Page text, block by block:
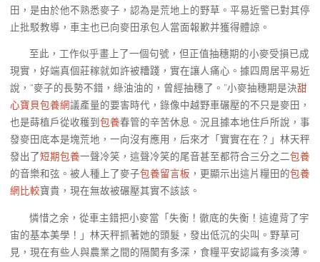
田，是由於他不熟悉麥子，認為是荒地上的野草。平易近警已對其停
止批駁教導，車主也已向麥田承包人當面報歉并獲得體諒。
至此，工作似乎畫上了一個句號，但正值抽穗期的小麥受損已成
現實，好端真個莊稼就如許被糟踐，實在讓人痛心。據四周居平易近
說，“麥子的長勢不錯，綠油油的，曾經抽穗了。”小麥抽穗期是決甜
心寶貝包養網議產量的要害時代，錄像中越野車碾壓的不只是麥田，
也是蒔植戶從收穫到 包養春管的辛苦休息。況且據本地住戶所說，事
發麥田底本是塊荒地，一向沒有應用，后來才「實實在在？」林天秤
發出了短期包養一聲冷笑，這聲冷笑的尾音甚至都符合三分之二包養
的音樂和弦。被人種上了麥子包養留言板 ，更顯示出這片糧田的包養
網比較寶貴，現在無故被碾壓其實不該該。
憐惜之余，從車主錯把小麥當「失衡！徹底的失衡！這違背了宇
宙的基本美學！」林天秤抓著她的頭髮，發出低沉的尖叫。野草可
見，現在有些人與農業之間的隔閡有多深，食糧平安認識有多淡薄。